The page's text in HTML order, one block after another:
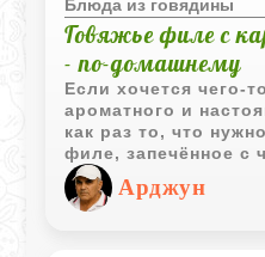
Блюда из говядины
Говяжье филе с
- по-домашнему
Если хочется чего-
ароматного и
как раз то, что
филе, запечённое с
плюс румяная
очень вкусно.
Арджун